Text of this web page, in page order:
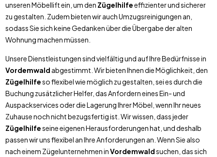
unseren Möbellift ein, um den Zügelhilfeeffizienter und sicherer
zu gestalten. Zudem bieten wir auch Umzugsreinigungen an,
sodass Sie sich keine Gedanken über die Übergabe der alten
Wohnung machen müssen.
Unsere Dienstleistungen sind vielfältig und auf Ihre Bedürfnisse in
Vordemwald abgestimmt. Wir bieten Ihnen die Möglichkeit, den
Zügelhilfeso flexibel wie möglich zu gestalten, sei es durch die
Buchung zusätzlicher Helfer, das Anfordern eines Ein- und
Auspackservices oder die Lagerung Ihrer Möbel, wenn Ihr neues
Zuhause noch nicht bezugsfertig ist. Wir wissen, dass jeder
Zügelhilfeseine eigenen Herausforderungen hat, und deshalb
passen wir uns flexibel an Ihre Anforderungen an. Wenn Sie also
nach einem Zügelunternehmen inVordemwaldsuchen, das sich